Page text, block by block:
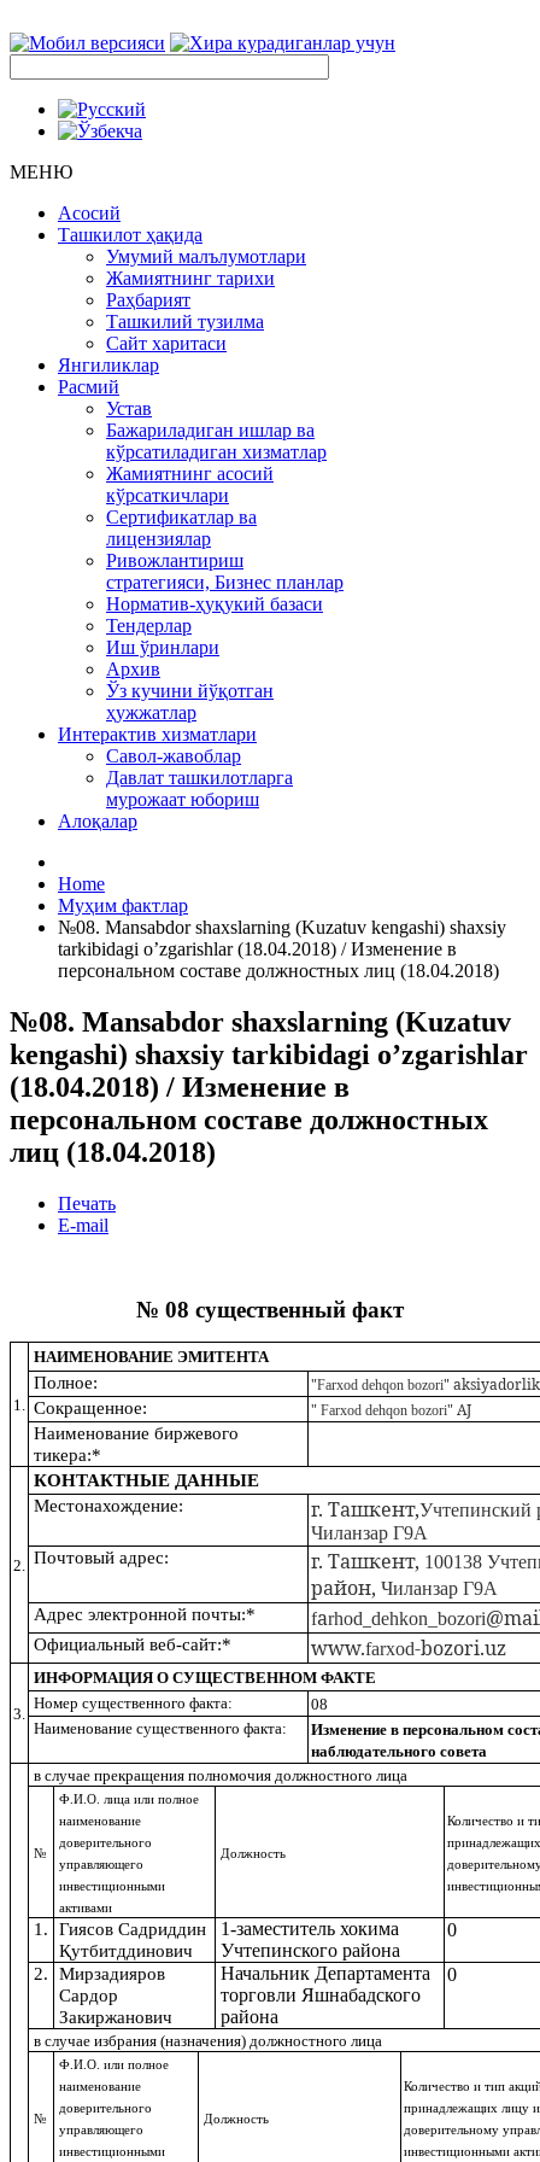
МЕНЮ
Асосий
Ташкилот ҳақида
Умумий малълумотлари
Жамиятнинг тарихи
Раҳбарият
Ташкилий тузилма
Сайт харитаси
Янгиликлар
Расмий
Устав
Бажариладиган ишлар ва
кўрсатиладиган хизматлар
Жамиятнинг асосий
кўрсаткичлари
Сертификатлар ва
лицензиялар
Ривожлантириш
стратегияси, Бизнес планлар
Норматив-ҳуқукий базаси
Тендерлар
Иш ўринлари
Архив
Ўз кучини йўқотган
ҳужжатлар
Интерактив хизматлари
Савол-жавоблар
Давлат ташкилотларга
мурожаат юбориш
Алоқалар
Home
Муҳим фактлар
№08. Mansabdor shaxslarning (Kuzatuv kengashi) shaxsiy
tarkibidagi o’zgarishlar (18.04.2018) / Изменение в
персональном составе должностных лиц (18.04.2018)
№08. Mansabdor shaxslarning (Kuzatuv
kengashi) shaxsiy tarkibidagi o’zgarishlar
(18.04.2018) / Изменение в
персональном составе должностных
лиц (18.04.2018)
Печать
E-mail
№ 08 существенный факт
1.
НАИМЕНОВАНИЕ ЭМИТЕНТА
Полное: "Farxod dehqon bozori"aksiyadorlik
Сокращенное: " Farxod dehqon bozori" AJ
Наименование биржевого
тикера:*
2.
КОНТАКТНЫЕ ДАННЫЕ
Местонахождение:
г. Ташкент,Учтепинский
Чиланзар Г9А
Почтовый адрес: г. Ташкент, 100138
район,Чиланзар Г9А
Адрес электронной почты:* farhod _dehkon _bozori
Официальный веб-сайт:* www.farxod-bozori.uz
3.
ИНФОРМАЦИЯ О СУЩЕСТВЕННОМ ФАКТЕ
Номер существенного факта:
08
Наименование существенного факта:
Изменение в персональном
наблюдательного совета
в случае прекращения полномочия должностного лица
№
Ф.И.О. лица или полное
наименование
доверительного
управляющего
инвестиционными
активами
Должность
Количество и
1.
Гиясов Садриддин
Қутбитддинович
1-заместитель хокима
Учтепинскогорайона
0
2.
Мирзадияров
Сардор
Закиржанович
Начальник Департамента
торговли Яшнабадского
района
0
в случае избрания (назначения) должностного лица
№
Ф.И.О. или полное
наименование
доверительного
управляющего
инвестиционными
Должность
Количество и тип
принадлежащих лицу
доверительному
инвестиционными